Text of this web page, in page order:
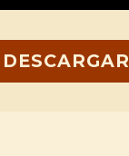
DESCARGAR